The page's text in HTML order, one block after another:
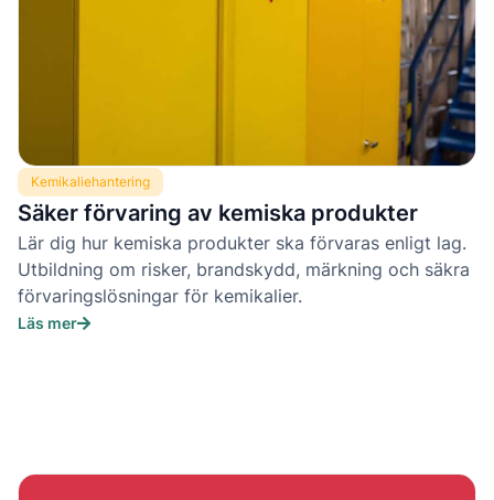
Kemikaliehantering
Säker förvaring av kemiska produkter
Lär dig hur kemiska produkter ska förvaras enligt lag.
Utbildning om risker, brandskydd, märkning och säkra
förvaringslösningar för kemikalier.
Läs mer